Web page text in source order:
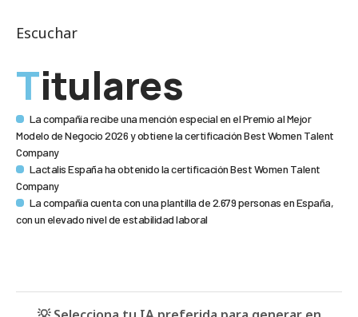
Escuchar
Titulares
La compañía recibe una mención especial en el Premio al Mejor
Modelo de Negocio 2026 y obtiene la certificación Best Women Talent
Company
Lactalis España ha obtenido la certificación Best Women Talent
Company
La compañía cuenta con una plantilla de 2.679 personas en España,
con un elevado nivel de estabilidad laboral